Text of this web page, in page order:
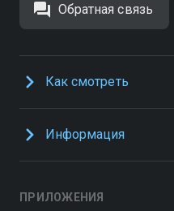
Обратная связь
Как смотреть
Информация
ПРИЛОЖЕНИЯ